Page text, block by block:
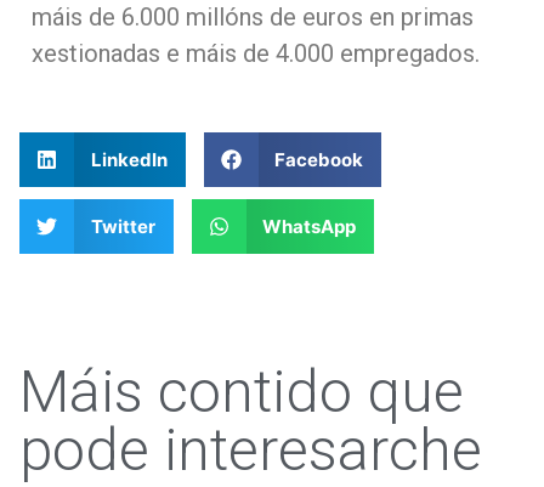
máis de 6.000 millóns de euros en primas
xestionadas e máis de 4.000 empregados.
LinkedIn Facebook
Twitter WhatsApp
Máis contido que
pode interesarche